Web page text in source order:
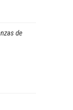
de